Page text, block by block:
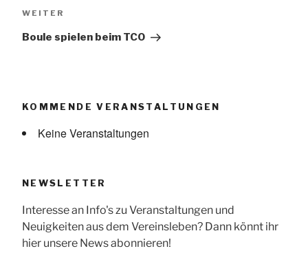
Nächster
WEITER
Boule spielen beim TCO
KOMMENDE VERANSTALTUNGEN
Keine Veranstaltungen
NEWSLETTER
Interesse an Info's zu Veranstaltungen und
Neuigkeiten aus dem Vereinsleben? Dann könnt ihr
hier unsere News abonnieren!